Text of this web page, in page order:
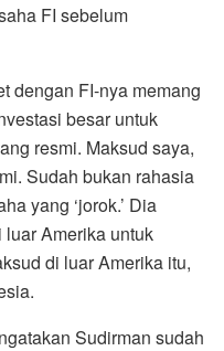
FI sebelum
dengan FI-nya memang
besar untuk
resmi. Maksud saya,
Sudah bukan rahasia
yang ‘jorok.’ Dia
Amerika untuk
di luar Amerika itu,
Sudirman sudah